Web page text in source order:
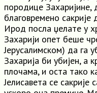
породице Захаријине,
благовремено сакрије
Ирод посла џелате у
Захарији опет беше
Јерусалимском) да га
Захарија би убијен, а
плочама, и оста тако
Јелисавета се